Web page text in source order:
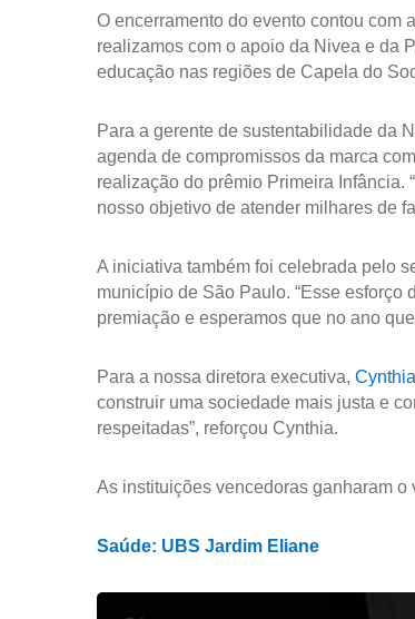
O encerramento do evento contou com
realizamos com o apoio da Nivea e da
educação nas regiões de Capela do
Para a gerente de sustentabilidade da
agenda de compromissos da marca
realização do prêmio Primeira Infância.
nosso objetivo de atender milhares de
A iniciativa também foi celebrada pelo
município de São Paulo. “Esse esforço
premiação e esperamos que no ano
Para a nossa diretora executiva,
construir uma sociedade mais justa e
respeitadas”, reforçou Cynthia.
As instituições vencedoras ganharam
Saúde: UBS Jardim Eliane